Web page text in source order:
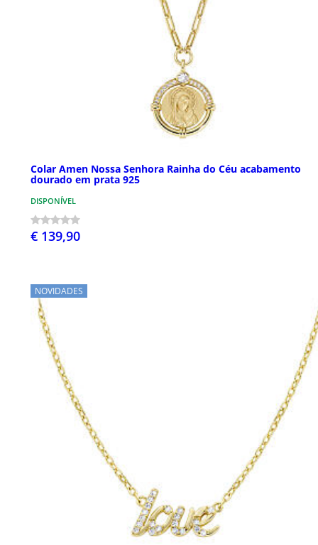
Colar Amen Nossa Senhora Rainha do Céu acabamento
dourado em prata 925
DISPONÍVEL
€ 139,90
NOVIDADES